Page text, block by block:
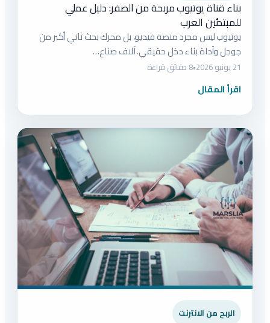
بناء قناة يوتيوب مربحة من الصفر: دليل عملي
للمبتدئين العرب
يوتيوب ليس مجرد منصة فيديو، بل محرك بحث ثاني أكبر من
جوجل وأداة بناء دخل حقيقي. آلاف صناع…
21 يونيو 2026 •8 دقائق قراءة
اقرأ المقال
الربح من الانترنت